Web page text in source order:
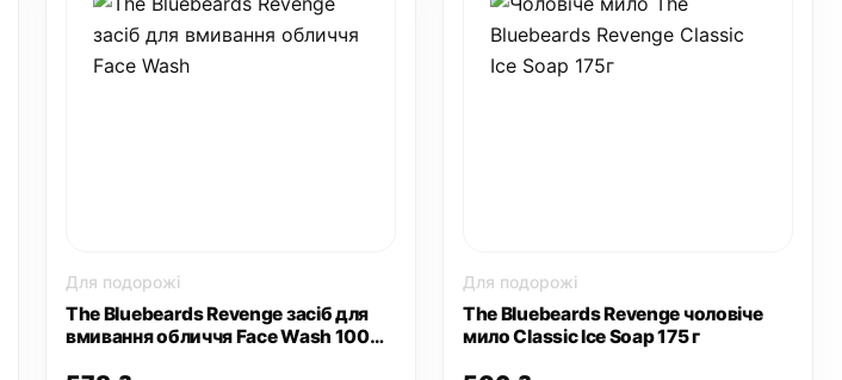
Для подорожі
The Bluebeards Revenge засіб для
вмивання обличчя Face Wash 100
Для подорожі
The Bluebeards Revenge чоловіче
мило Classic Ice Soap 175 г